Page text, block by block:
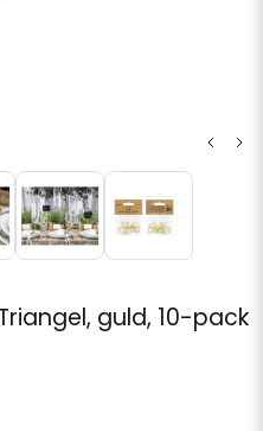
guld, 10-pack